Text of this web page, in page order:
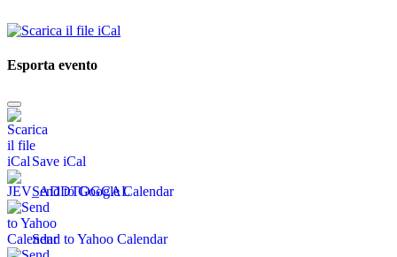
Esporta evento
Save iCal
Send to Google Calendar
Send to Yahoo Calendar